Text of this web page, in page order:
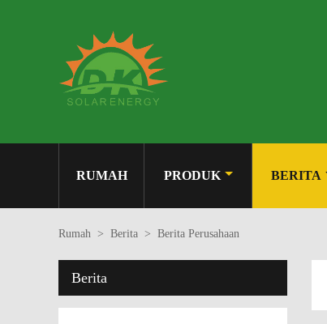
RUMAH PRODUK BERITA
Rumah > Berita > Berita Perusahaan
Berita